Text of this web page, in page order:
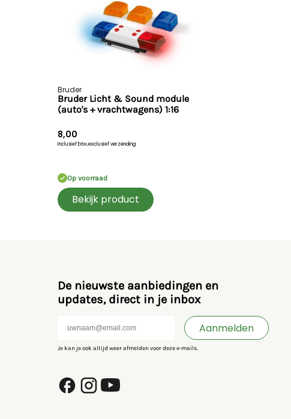
Bruder
Bruder Licht & Sound module
(auto's + vrachtwagens) 1:16
8,00
Inclusief btw,exclusief verzending
Op voorraad
Bekijk product
De nieuwste aanbiedingen en
updates, direct in je inbox
Aanmelden
Je kan je ook altijd weer afmelden voor deze e-mails.